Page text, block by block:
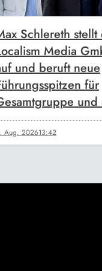
Schlereth stellt
Media
und beruft neue
für
und
Aug. 202613:42